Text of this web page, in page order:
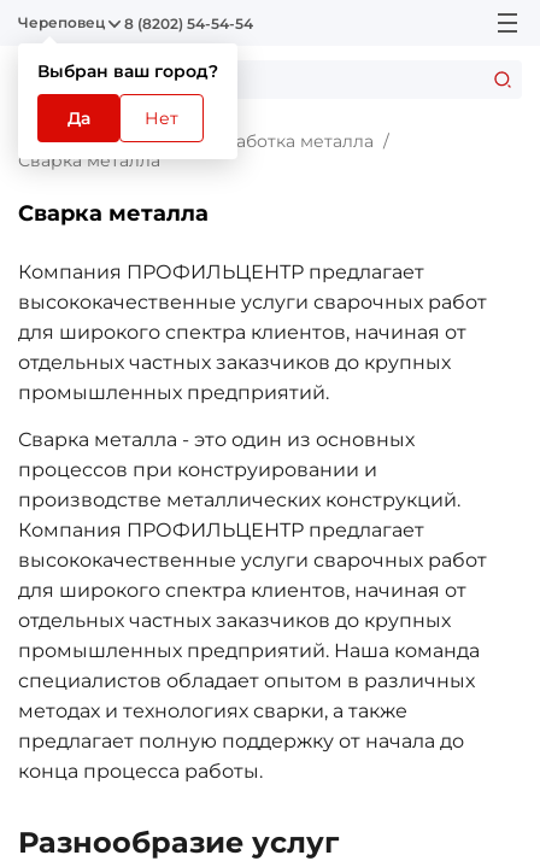
Череповец
Выбран ваш город?
Да Нет
8 (8202) 54-54-54
Главная Услуги
Обработка металла
Сварка металла
Сварка металла
Компания ПРОФИЛЬЦЕНТР предлагает
высококачественные услуги сварочных работ
для широкого спектра клиентов, начиная от
отдельных частных заказчиков до крупных
промышленных предприятий.
Сварка металла - это один из основных
процессов при конструировании и
производстве металлических конструкций.
Компания ПРОФИЛЬЦЕНТР предлагает
высококачественные услуги сварочных работ
для широкого спектра клиентов, начиная от
отдельных частных заказчиков до крупных
промышленных предприятий. Наша команда
специалистов обладает опытом в различных
методах и технологиях сварки, а также
предлагает полную поддержку от начала до
конца процесса работы.
Разнообразие услуг